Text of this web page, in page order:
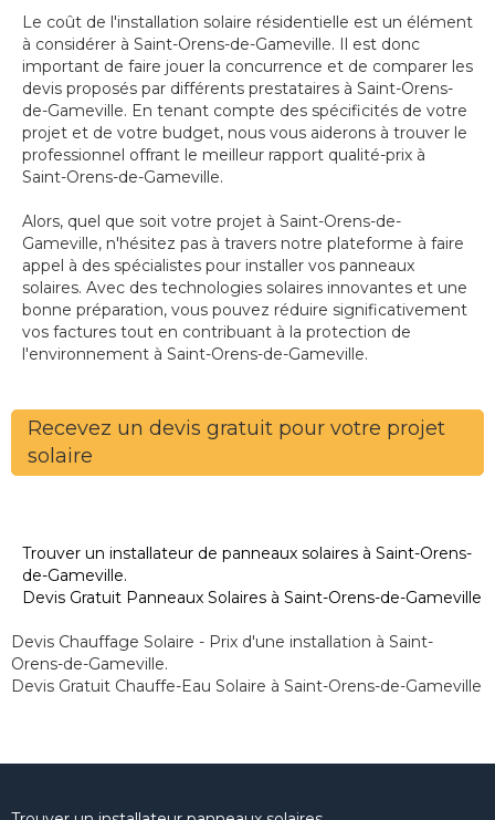
Le coût de l'installation solaire résidentielle est un élément
à considérer à Saint-Orens-de-Gameville. Il est donc
important de faire jouer la concurrence et de comparer les
devis proposés par différents prestataires à Saint-Orens-
de-Gameville. En tenant compte des spécificités de votre
projet et de votre budget, nous vous aiderons à trouver le
professionnel offrant le meilleur rapport qualité-prix à
Saint-Orens-de-Gameville.
Alors, quel que soit votre projet à Saint-Orens-de-
Gameville, n'hésitez pas à travers notre plateforme à faire
appel à des spécialistes pour installer vos panneaux
solaires. Avec des technologies solaires innovantes et une
bonne préparation, vous pouvez réduire significativement
vos factures tout en contribuant à la protection de
l'environnement à Saint-Orens-de-Gameville.
Recevez un devis gratuit pour votre projet
solaire
Trouver un installateur de panneaux solaires à Saint-Orens-
de-Gameville.
Devis Gratuit Panneaux Solaires à Saint-Orens-de-Gameville
Devis Chauffage Solaire - Prix d'une installation à Saint-
Orens-de-Gameville.
Devis Gratuit Chauffe-Eau Solaire à Saint-Orens-de-Gameville